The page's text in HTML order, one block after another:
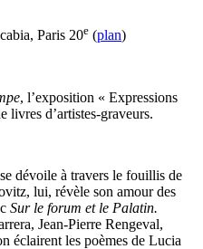
Paris 20e (plan)
, l’exposition « Expressions
livres d’artistes-graveurs.
dévoile à travers le fouillis de
lui, révèle son amour des
Sur le forum et le Palatin.
Jean-Pierre Rengeval,
éclairent les poèmes de Lucia